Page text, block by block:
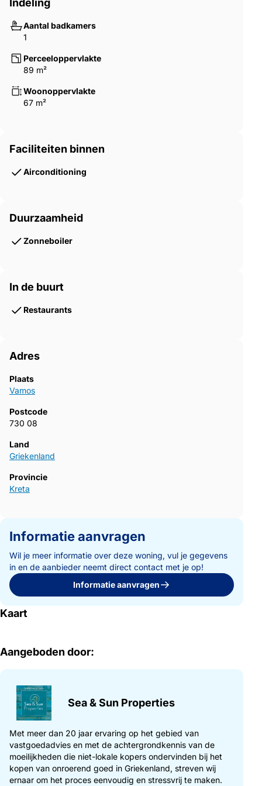
Indeling
Aantal badkamers
1
Perceeloppervlakte
89 m²
Woonoppervlakte
67 m²
Faciliteiten binnen
Airconditioning
Duurzaamheid
Zonneboiler
In de buurt
Restaurants
Adres
Plaats
Vamos
Postcode
730 08
Land
Griekenland
Provincie
Kreta
Informatie aanvragen
Wil je meer informatie over deze woning, vul je gegevens
in en de aanbieder neemt direct contact met je op!
Informatie aanvragen
Kaart
Aangeboden door:
Sea & Sun Properties
Met meer dan 20 jaar ervaring op het gebied van
vastgoedadvies en met de achtergrondkennis van de
moeilijkheden die niet-lokale kopers ondervinden bij het
kopen van onroerend goed in Griekenland, streven wij
ernaar om het proces eenvoudig en stressvrij te maken.